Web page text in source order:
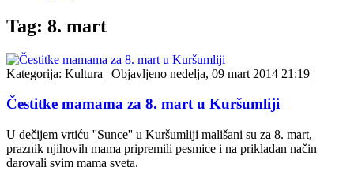
Tag: 8. mart
Kategorija: Kultura | Objavljeno nedelja, 09 mart 2014 21:19 |
Čestitke mamama za 8. mart u Kuršumliji
U dečijem vrtiću ''Sunce'' u Kuršumliji mališani su za 8. mart,
praznik njihovih mama pripremili pesmice i na prikladan način
darovali svim mama sveta.